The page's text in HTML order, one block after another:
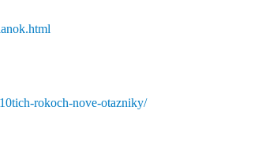
rokoch-nove-otazniky/